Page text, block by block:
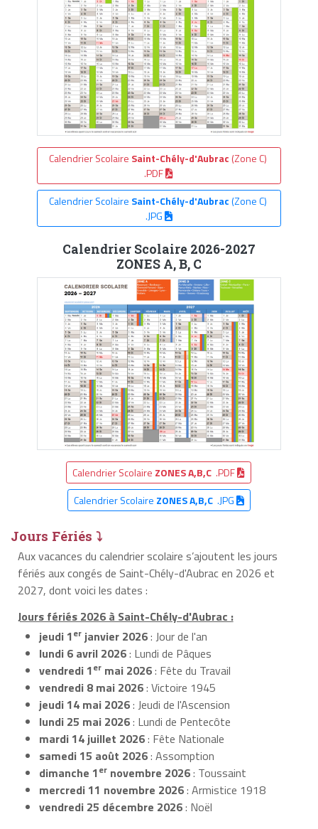
Calendrier Scolaire Saint-Chély-d'Aubrac (Zone C)
.PDF
Calendrier Scolaire Saint-Chély-d'Aubrac(Zone C)
.JPG
Calendrier Scolaire 2026-2027
ZONES A, B, C
Calendrier Scolaire ZONES A,B,C .PDF
Calendrier Scolaire ZONES A,B,C.JPG
Jours Fériés ⤵
Aux vacances du calendrier scolaire s’ajoutent les jours
fériés aux congés de Saint-Chély-d'Aubrac en 2026 et
2027, dont voici les dates :
Jours fériés 2026 à Saint-Chély-d'Aubrac :
jeudi 1er janvier 2026: Jour de l'an
lundi 6 avril 2026: Lundi de Pâques
vendredi 1er mai 2026: Fête du Travail
vendredi 8 mai 2026: Victoire 1945
jeudi 14 mai 2026: Jeudi de l'Ascension
lundi 25 mai 2026: Lundi de Pentecôte
mardi 14 juillet 2026: Fête Nationale
samedi 15 août 2026: Assomption
dimanche 1er novembre 2026: Toussaint
mercredi 11 novembre 2026: Armistice 1918
vendredi 25 décembre 2026: Noël